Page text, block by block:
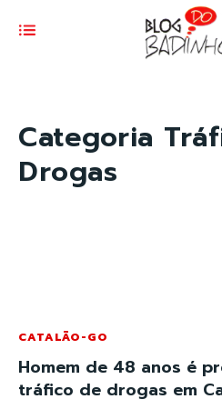
Categoria
Drogas
CATALÃO-GO
Homem de 48 anos é
tráfico de drogas em